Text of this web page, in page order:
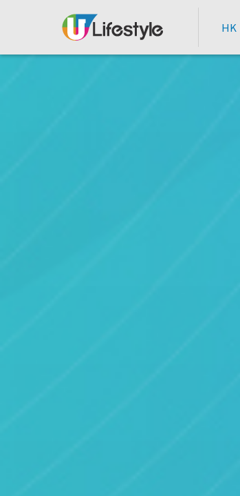
HK